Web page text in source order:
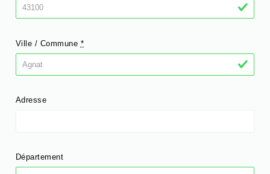
Ville / Commune *
Adresse
Département